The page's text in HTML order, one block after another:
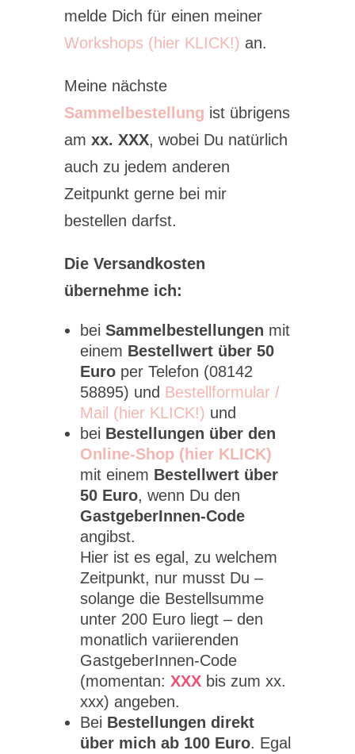
melde Dich für einen meiner
Workshops (hier KLICK!) an.
Meine nächste
Sammelbestellung ist übrigens
am xx. XXX, wobei Du natürlich
auch zu jedem anderen
Zeitpunkt gerne bei mir
bestellen darfst.
Die Versandkosten
übernehme ich:
bei Sammelbestellungen mit
einem Bestellwert über 50
Euro per Telefon (08142
58895) und Bestellformular /
Mail (hier KLICK!) und
bei Bestellungen über den
Online-Shop (hier KLICK)
mit einem Bestellwert über
50 Euro, wenn Du den
GastgeberInnen-Code
angibst.
Hier ist es egal, zu welchem
Zeitpunkt, nur musst Du –
solange die Bestellsumme
unter 200 Euro liegt – den
monatlich variierenden
GastgeberInnen-Code
(momentan: XXXbis zum xx.
xxx) angeben.
Bei Bestellungen direkt
über mich ab 100 Euro. Egal